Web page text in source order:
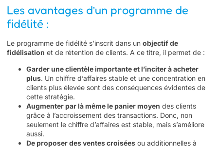
Les avantages d’un programme de
fidélité :
Le programme de fidélité s’inscrit dans un objectif de
fidélisation et de rétention de clients. A ce titre, il permet de :
Garder une clientèle importante et l’inciter à acheter
plus. Un chiffre d’affaires stable et une concentration en
clients plus élevée sont des conséquences évidentes de
cette stratégie.
Augmenter par là même le panier moyen des clients
grâce à l’accroissement des transactions. Donc, non
seulement le chiffre d’affaires est stable, mais s’améliore
aussi.
De proposer des ventes croisées ou additionnelles à